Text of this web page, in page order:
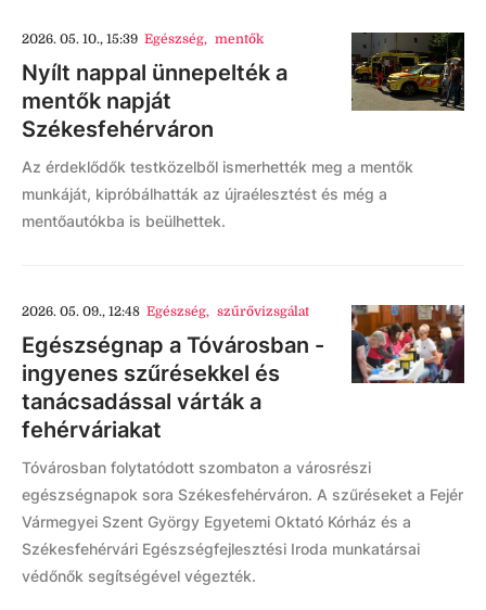
2026. 05. 10., 15:39 Egészség, mentők
Nyílt nappal ünnepelték a
mentők napját
Székesfehérváron
Az érdeklődők testközelből ismerhették meg a mentők
munkáját, kipróbálhatták az újraélesztést és még a
mentőautókba is beülhettek.
2026. 05. 09., 12:48 Egészség, szűrővizsgálat
Egészségnap a Tóvárosban -
ingyenes szűrésekkel és
tanácsadással várták a
fehérváriakat
Tóvárosban folytatódott szombaton a városrészi
egészségnapok sora Székesfehérváron. A szűréseket a Fejér
Vármegyei Szent György Egyetemi Oktató Kórház és a
Székesfehérvári Egészségfejlesztési Iroda munkatársai
védőnők segítségével végezték.